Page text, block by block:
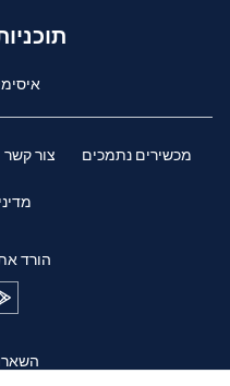
מכשירים נתמכים צור קשר
הורד